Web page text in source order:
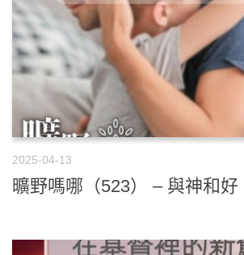
2025-04-13
曠野嗎哪（523） – 與神和好